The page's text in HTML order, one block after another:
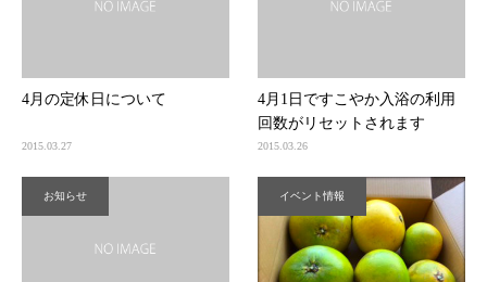
4月の定休日について
2015.03.27
4月1日ですこやか入浴の利用
回数がリセットされます
2015.03.26
お知らせ イベント情報